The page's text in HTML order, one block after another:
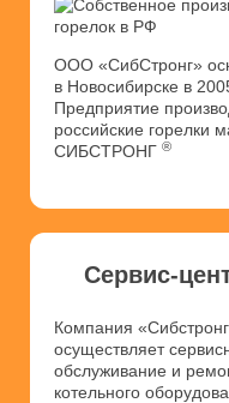
ООО «СибСтронг»
в Новосибирске в
Предприятие
российские горелки
СИБСТРОНГ ®
Сервис-
Компания
осуществляет
обслуживание и
котельного